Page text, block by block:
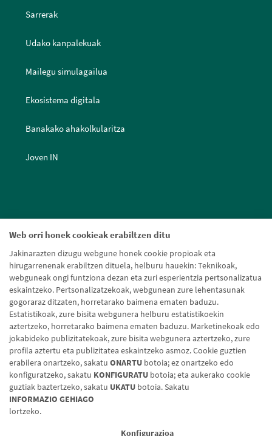
Web orri honek cookieak erabiltzen ditu
Jakinarazten dizugu webgune honek cookie propioak eta
hirugarrenenak erabiltzen dituela, helburu hauekin: Teknikoak,
webguneak ongi funtziona dezan eta zuri esperientzia pertsonalizatua
eskaintzeko. Pertsonalizatzekoak, webgunean zure lehentasunak
gogoraraz ditzaten, horretarako baimena ematen baduzu.
Estatistikoak, zure bisita webgunera helburu estatistikoekin
aztertzeko, horretarako baimena ematen baduzu. Marketinekoak edo
jokabideko publizitatekoak, zure bisita webgunera aztertzeko, zure
profila aztertu eta publizitatea eskaintzeko asmoz. Cookie guztien
erabilera onartzeko, sakatu ONARTU botoia; ez onartzeko edo
konfiguratzeko, sakatu KONFIGURATU botoia; eta aukerako cookie
guztiak baztertzeko, sakatu UKATU botoia. Sakatu
INFORMAZIO GEHIAGO
lortzeko.
Konfigurazioa
Sarrerak
Udako kanpalekuak
Mailegu simulagailua
Ekosistema digitala
Banakako ahakolkularitza
Joven IN
Lege-oharra Cookien politika